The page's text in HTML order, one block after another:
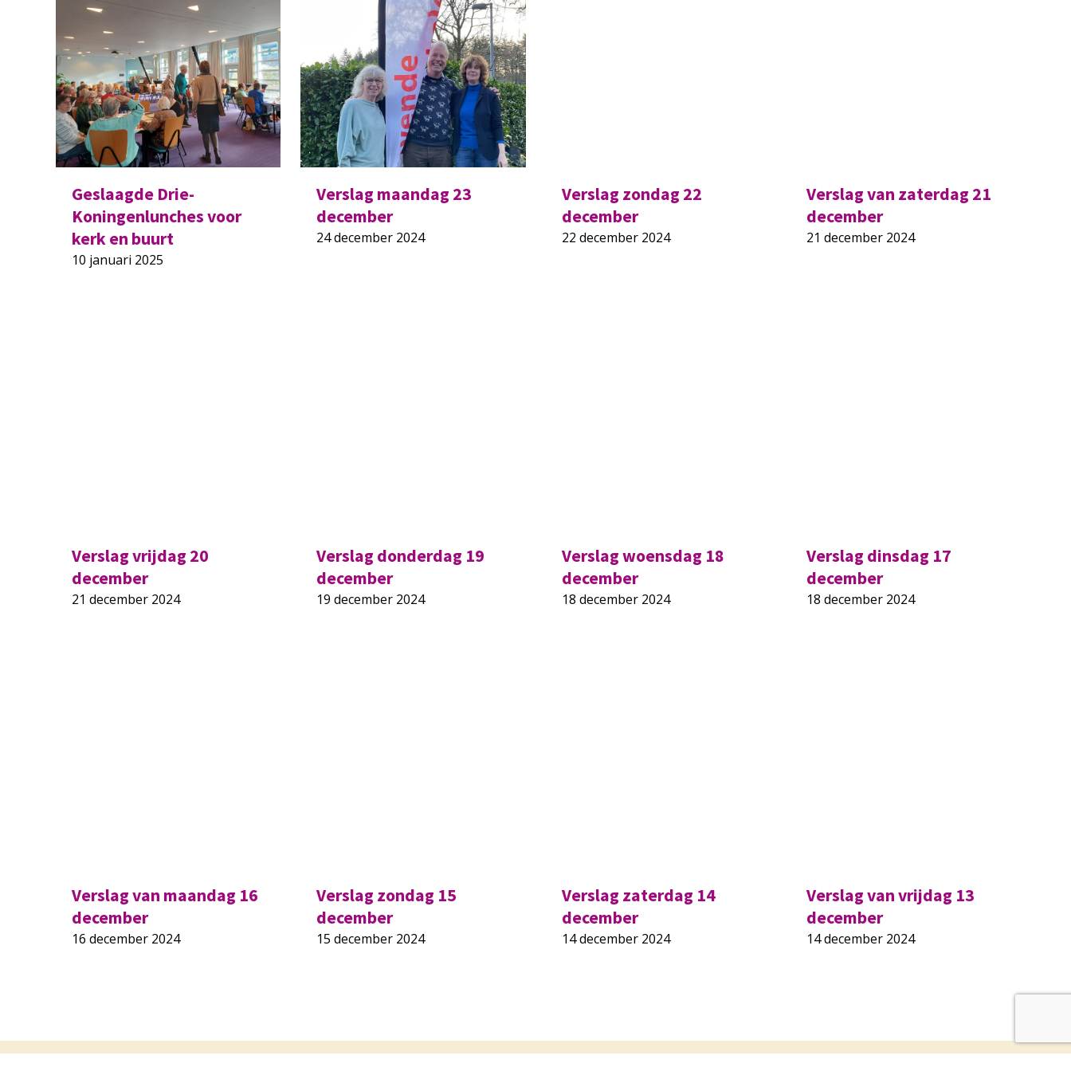
Geslaagde Drie-
Koningenlunches voor
kerk en buurt
10 januari 2025
Verslag maandag 23
december
24 december 2024
Verslag zondag 22
december
22 december 2024
Verslag van zaterdag 21
december
21 december 2024
Verslag vrijdag 20
december
21 december 2024
Verslag donderdag 19
december
19 december 2024
Verslag woensdag 18
december
18 december 2024
Verslag dinsdag 17
december
18 december 2024
Verslag van maandag 16
december
16 december 2024
Verslag zondag 15
december
15 december 2024
Verslag zaterdag 14
december
14 december 2024
Verslag van vrijdag 13
december
14 december 2024